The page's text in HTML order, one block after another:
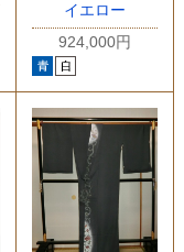
イエロー
924,000円